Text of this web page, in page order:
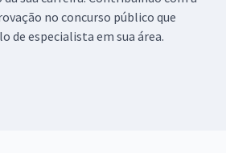
no concurso público que
de especialista em sua área.